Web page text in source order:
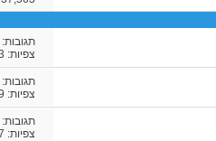
תגובות:
צפיות: 893
תגובות:
צפיות: 399
תגובות:
צפיות: 1,587